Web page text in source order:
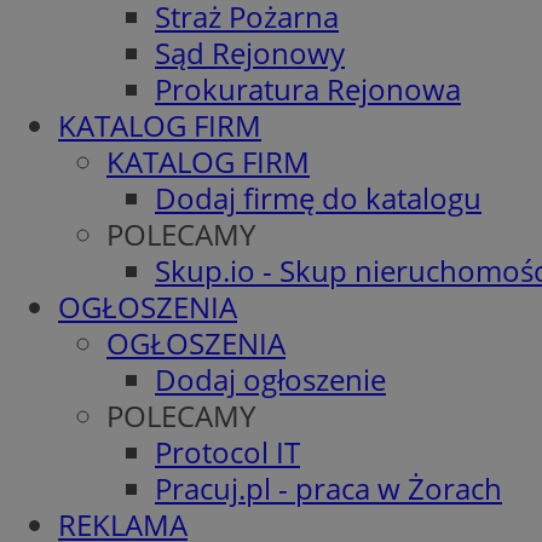
Straż Pożarna
Sąd Rejonowy
Prokuratura Rejonowa
KATALOG FIRM
KATALOG FIRM
Dodaj firmę do katalogu
POLECAMY
Skup.io - Skup
OGŁOSZENIA
OGŁOSZENIA
Dodaj ogłoszenie
POLECAMY
Protocol IT
Pracuj.pl - praca w Żorach
REKLAMA